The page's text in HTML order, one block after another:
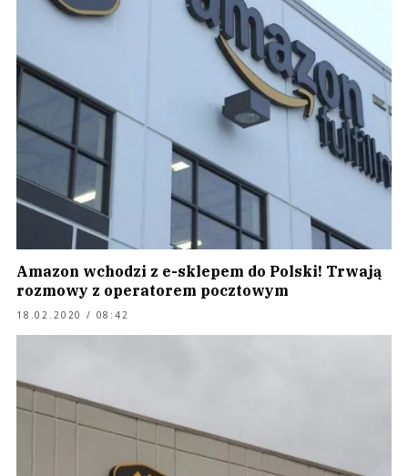
Amazon wchodzi z e-sklepem do Polski! Trwają
rozmowy z operatorem pocztowym
18.02.2020 / 08:42